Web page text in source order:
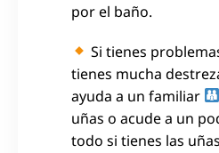
por el baño.
Si tienes
tienes mucha
ayuda a un familiar
uñas o acude a un
todo si tienes las